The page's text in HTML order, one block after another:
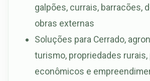
galpões, currais, barracões,
obras externas
Soluções para Cerrado,
turismo, propriedades rurais,
econômicos e